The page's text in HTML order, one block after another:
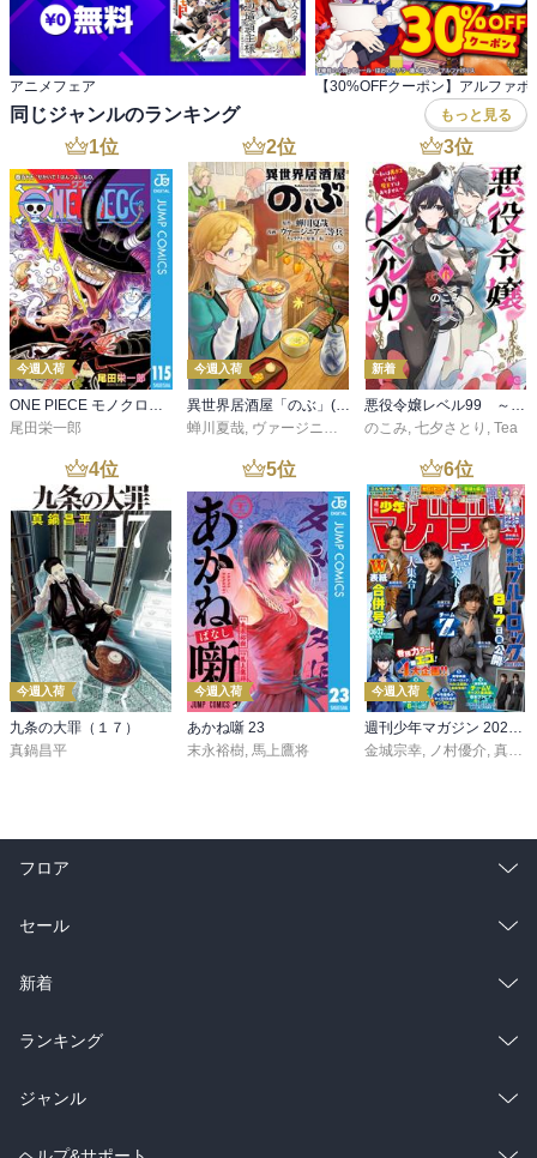
アニメフェア
同じジャンルのランキング もっと見る
1位
今週入荷
ONE PIECE モノクロ版 115
尾田栄一郎
2位
今週入荷
異世界居酒屋「のぶ」(22)
蝉川夏哉, ヴァージニア二等兵 ,転
3位
新着
悪役令嬢レベル99 ～私は裏ボスですが魔王ではありません～ その６
のこみ, 七夕さとり , Tea
4位
今週入荷
九条の大罪（１７）
真鍋昌平
5位
今週入荷
あかね噺 23
末永裕樹, 馬上鷹将
6位
今週入荷
週刊少年マガジン 2026年36・37号[2026年8月5日発売]
金城宗幸, ノ村優介, 真島ヒロ
フロア
総合
ラノベ
雑誌・グラビア
BL・TL
セール
総合
ラノベ
雑誌・グラビア
BL・TL
新着
総合
ラノベ
雑誌・グラビア
ランキング
総合
ラノベ
ジャンル
コミック